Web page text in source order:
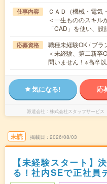
仕事内容
ＣＡＤ（機械・電気
＜一生もののスキル
「CAD」を使い、
応募資格
職種未経験OK / ブラ
＜未経験、第二新卒
問いません！※高卒
気になる! 応
派遣会社 株式会社スタッフサービス
未読 掲載日 2026/08/03
【未経験スタート】
る！社内SEで正社員